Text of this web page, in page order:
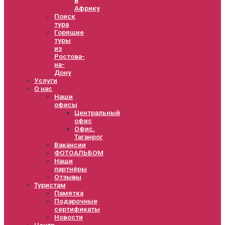
Африку
Поиск
тура
Горящие
туры
из
Ростова-
на-
Дону
Услуги
О нас
Наши
офисы
Центральный
офис
Офис.
Таганрог
Вакансии
ФОТОАЛЬБОМ
Наши
партнёры
Отзывы
Туристам
Памятка
Подарочные
сертификаты
Новости